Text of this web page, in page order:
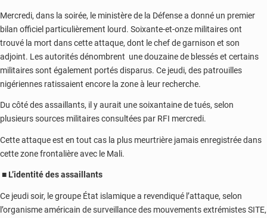
Mercredi, dans la soirée, le ministère de la Défense a donné un premier
bilan officiel particulièrement lourd. Soixante-et-onze militaires ont
trouvé la mort dans cette attaque, dont le chef de garnison et son
adjoint. Les autorités dénombrent une douzaine de blessés et certains
militaires sont également portés disparus. Ce jeudi, des patrouilles
nigériennes ratissaient encore la zone à leur recherche.
Du côté des assaillants, il y aurait une soixantaine de tués, selon
plusieurs sources militaires consultées par RFI mercredi.
Cette attaque est en tout cas la plus meurtrière jamais enregistrée dans
cette zone frontalière avec le Mali.
■ L’identité des assaillants
Ce jeudi soir, le groupe État islamique a revendiqué l’attaque, selon
l’organisme américain de surveillance des mouvements extrémistes SITE,